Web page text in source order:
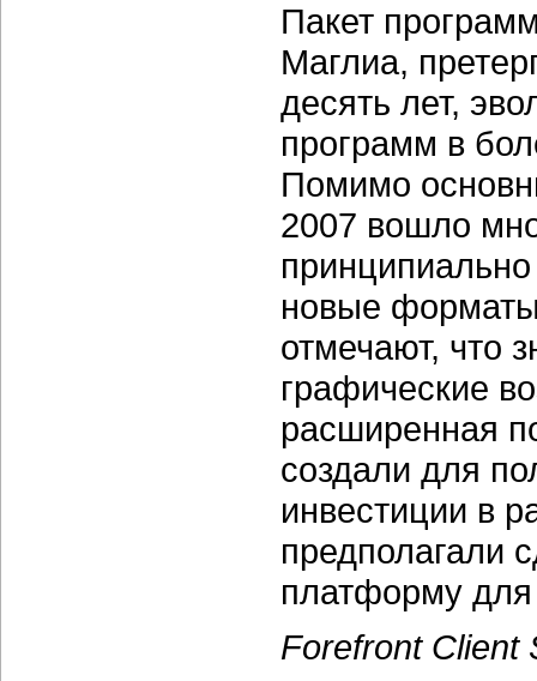
Пакет
Маглиа,
десять лет,
программ в
Помимо
2007 вошло
новые
отмечают, что
графические
расширенная
создали для
инвестиции в
предполагали
платформу для
Forefront Client